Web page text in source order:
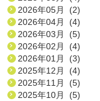
2026年05月 (2)
2026年04月 (4)
2026年03月 (5)
2026年02月 (4)
2026年01月 (3)
2025年12月 (4)
2025年11月 (5)
2025年10月 (5)